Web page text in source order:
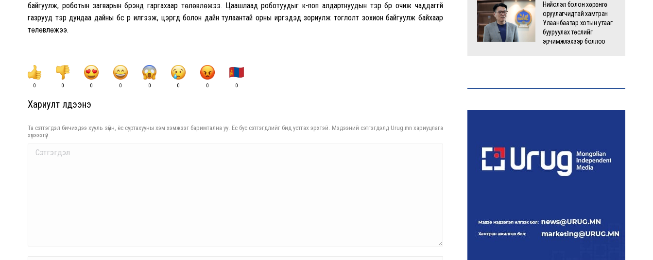
байгуулж, роботын загварын брэнд гаргахаар төлөвлөжээ. Цаашлаад роботуудыг к-поп алдартнуудын тэр бүр очиж чаддаггүй
газрууд тэр дундаа дайны бүс рүү илгээж, цэргүүд болон дайн тулаантай орны иргэдэд зориулж тоглолт зохион байгуулж байхаар
төлөвлөжээ.
0 0 0 0 0 0 0 0
Хариулт үлдээнэ үү
Та сэтгэгдэл бичихдээ хууль зүйн, ёс суртахууны хэм хэмжээг баримтална уу. Ёс бус сэтгэгдлийг бид устгах эрхтэй. Мэдээний сэтгэгдэлд Urug.mn хариуцлага
хүлээхгүй.
Comment
Нийслэл болон хөрөнгө
оруулагчидтай хамтран
Улаанбаатар хотын утааг
бууруулах төслийг
эрчимжүүлэхээр боллоо
бүртгэл өмнөх оноос 1.3
хайрхны төрийн тахилгад
оролцлоо
хүргэлээ